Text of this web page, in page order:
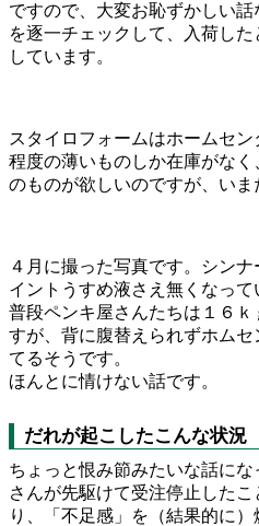
ですので、大変お恥ずかしい
を逐一チェックして、入荷し
しています。
スタイロフォームはホームセ
程度の薄いものしか在庫がな
のものが欲しいのですが、いま
４月に撮った写真です。シン
イントうすめ液さえ無くなって
普段ペンキ屋さんたちは１６
すが、背に腹替えられずホム
てるそうです。
ほんとに情けない話です。
だれが起こしたこんな状況
ちょっと恨み節みたいな話に
さんが先駆けて受注停止した
り、「不足感」を（結果的に）